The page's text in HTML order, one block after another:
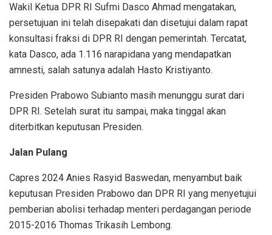
Wakil Ketua DPR RI Sufmi Dasco Ahmad mengatakan,
persetujuan ini telah disepakati dan disetujui dalam rapat
konsultasi fraksi di DPR RI dengan pemerintah. Tercatat,
kata Dasco, ada 1.116 narapidana yang mendapatkan
amnesti, salah satunya adalah Hasto Kristiyanto.
Presiden Prabowo Subianto masih menunggu surat dari
DPR RI. Setelah surat itu sampai, maka tinggal akan
diterbitkan keputusan Presiden.
Jalan Pulang
Capres 2024 Anies Rasyid Baswedan, menyambut baik
keputusan Presiden Prabowo dan DPR RI yang menyetujui
pemberian abolisi terhadap menteri perdagangan periode
2015-2016 Thomas Trikasih Lembong.